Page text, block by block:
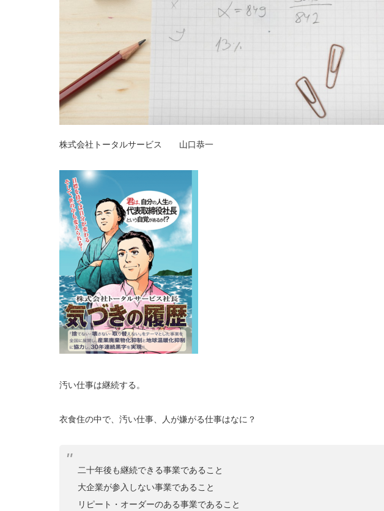
株式会社トータルサービス 山口恭一
汚い仕事は継続する。
衣食住の中で、汚い仕事、人が嫌がる仕事はなに？
二十年後も継続できる事業であること
大企業が参入しない事業であること
リピート・オーダーのある事業であること